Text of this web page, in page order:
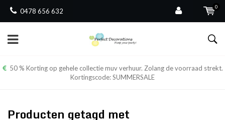
0478 656 632
0
50 % Korting op gehele collectie muv verhuur. Zolang de voorraad strekt.
Kortingscode: SUMMERSALE
Producten getagd met